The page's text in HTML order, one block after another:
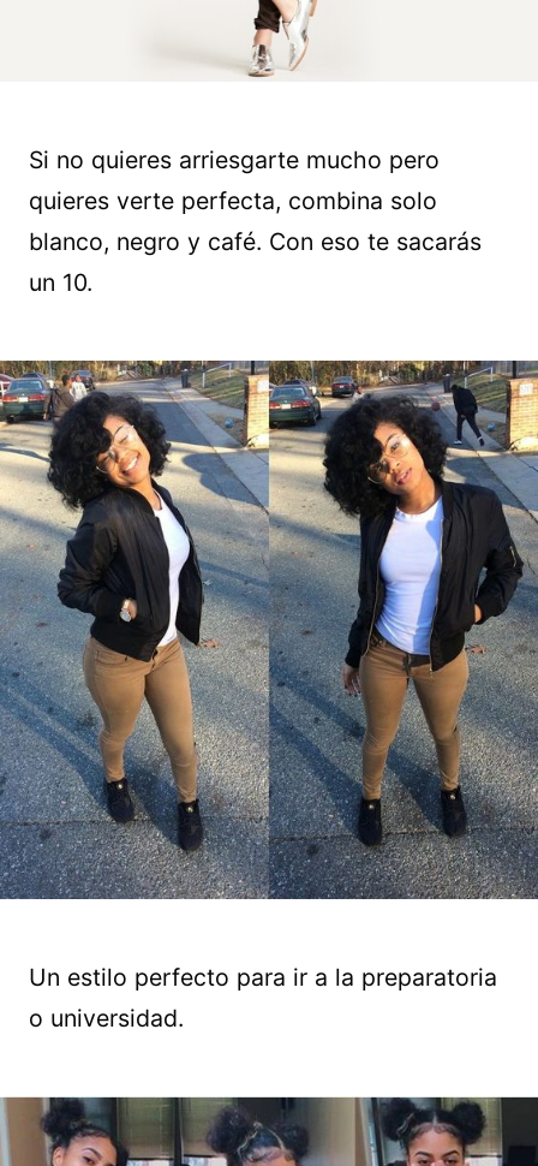
Si no quieres arriesgarte mucho pero
quieres verte perfecta, combina solo
blanco, negro y café. Con eso te sacarás
un 10.
Un estilo perfecto para ir a la preparatoria
o universidad.